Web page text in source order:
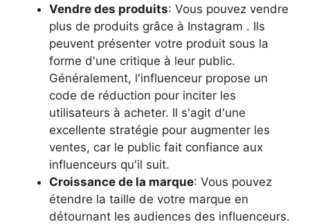
Vendre des produits: Vous pouvez vendre
plus de produits grâce à Instagram . Ils
peuvent présenter votre produit sous la
forme d'une critique à leur public.
Généralement, l'influenceur propose un
code de réduction pour inciter les
utilisateurs à acheter. Il s'agit d'une
excellente stratégie pour augmenter les
ventes, car le public fait confiance aux
influenceurs qu'il suit.
Croissance de la marque: Vous pouvez
étendre la taille de votre marque en
détournant les audiences des influenceurs.